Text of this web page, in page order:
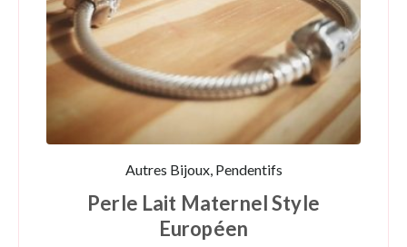
Autres Bijoux, Pendentifs
Perle Lait Maternel Style
Européen